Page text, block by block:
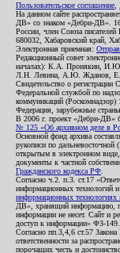
Пользовательское соглашение
На данном сайте
ДВ» со знаком «Дебри-ДВ».
России, член Союза
680032, Хабаровский край,
Электронная приемная:
Редакционный совет
началах): К.А. Пронякин,
Л.Н. Левина, А.Ю. Жданов,
Свидетельство о
Федеральной службой по
коммуникаций (Роскомнадзор)
Федерация, зарубежные страны.
В 2006 г. проект «Дебри-ДВ»
№ 125 «Об архивном деле в
Основной фонд архива
рукописи по
открытым в электронном
документы к частной
Гражданского кодекса РФ
Согласно ч.2. п.3. ст.17
информационных технологий
информационных
ДВ», хранящий информацию,
информации не несет. Сайт и
доступ к информации» ФЗ-149.
Согласно пп.3,4,6 ст.57
ответственности за
порочащих честь и